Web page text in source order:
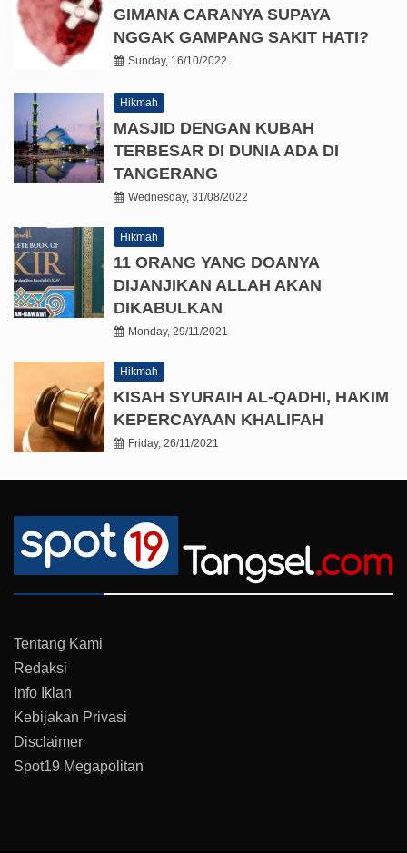
GIMANA CARANYA SUPAYA
NGGAK GAMPANG SAKIT HATI?
Sunday, 16/10/2022
Hikmah
MASJID DENGAN KUBAH
TERBESAR DI DUNIA ADA DI
TANGERANG
Wednesday, 31/08/2022
Hikmah
11 ORANG YANG DOANYA
DIJANJIKAN ALLAH AKAN
DIKABULKAN
Monday, 29/11/2021
Hikmah
KISAH SYURAIH AL-QADHI, HAKIM
KEPERCAYAAN KHALIFAH
Friday, 26/11/2021
Tentang Kami
Redaksi
Info Iklan
Kebijakan Privasi
Disclaimer
Spot19 Megapolitan